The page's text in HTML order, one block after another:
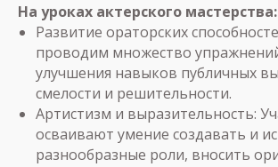
На уроках актерского мастерства:
Развитие ораторских
проводим множество
улучшения навыков публичных
смелости и решительности.
Артистизм и выразительность:
осваивают умение создавать и
разнообразные роли, вносить